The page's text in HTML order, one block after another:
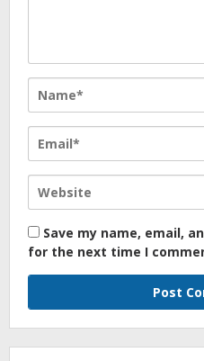
Save my name, email,
for the next time I